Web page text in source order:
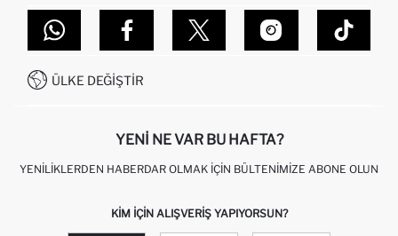
DEFACTO TEKNOLOJI
SITEMAP
NASIL İADE EDERIM?
GIFT CLUB SIKÇA SORULAN SORULAR
İŞLEM REHBERI
KAMPANYALAR
MAĞAZALARIMIZ
İLETIŞIM FORMU
0850 333 22 86
ÜLKE DEĞIŞTIR
YENI NE VAR BU HAFTA?
YENILIKLERDEN HABERDAR OLMAK İÇIN BÜLTENIMIZE ABONE OLUN
KIM IÇIN ALIŞVERIŞ YAPIYORSUN?